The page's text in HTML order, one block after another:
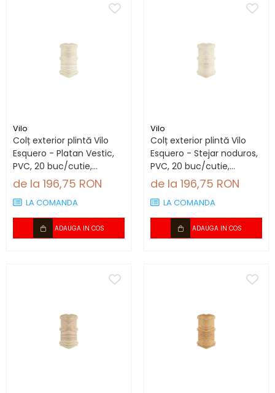
Vilo
Colț exterior plintă Vilo
Esquero - Platan Vestic,
PVC, 20 buc/cutie,
compatibil plintă 66.6
de la 196,75 RON
LA COMANDA
ADAUGA IN COS
Vilo
Colț exterior plintă Vilo
Esquero - Stejar noduros,
PVC, 20 buc/cutie,
compatibil plintă 66.6
de la 196,75 RON
LA COMANDA
ADAUGA IN COS